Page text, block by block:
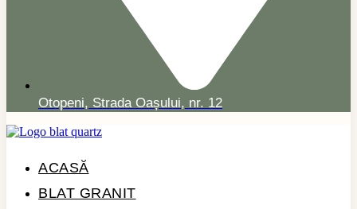
Otopeni, Strada Oașului, nr. 12
ACASĂ
BLAT GRANIT